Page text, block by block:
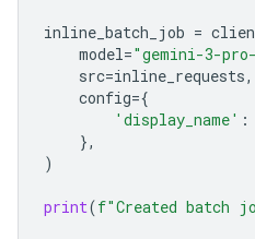
inline_batch_job =
model="gemini-3-
src=inline_requests,
config={
'display_name' :
},
)
print(f"Created batch